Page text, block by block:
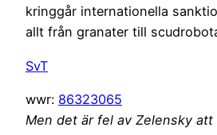
kringgår internationella
allt från granater till
SvT
wwr: 86323065
Men det är fel av Zelensky att